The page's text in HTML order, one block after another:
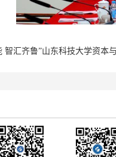
智汇齐鲁”山东科技大学资本
聚校情 凝心聚力促发展——山